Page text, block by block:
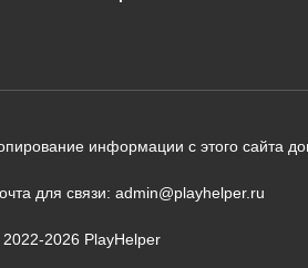
информации с этого сайта
для связи: admin@playhelper.ru
2026 PlayHelper